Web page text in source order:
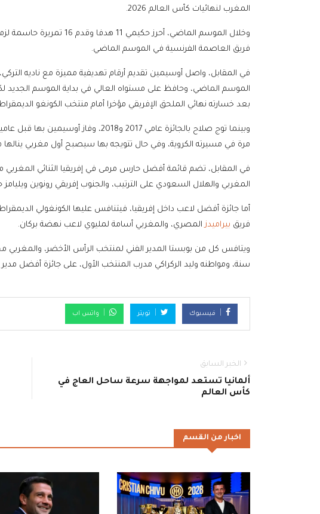
المغرب لنهائيات كأس العالم 2026.
فريق العاصمة الفرنسية في الموسم الماضي.
الموسم الماضي، وحافظ على مستواه العالي في بداية الموسم الجديد
بعد خسارته نهائي الملحق الإفريقي مؤخرا أمام منتخب الكونغو
وبينما توج صلاح بالجائزة عامي 2017
مرة في مسيرته الكروية، وفي حال تتويجه بها سيصبح أول مغربي
في المقابل، تضم قائمة أفضل حارس مرمى في إفريقيا الثنائي المغربي
المغربي والهلال السعودي على الترتيب، والجنوب إفريقي رونوين
أما جائزة أفضل لاعب داخل إفريقيا، فيتنافس عليها الكونغولي
فريق بيراميدزالمصري، والمغربي أسامة لمليوي لاعب نهضة بركان.
سنة، ومواطنه وليد الركراكي مدرب المنتخب الأول، على جائزة أفضل
فيسبوك تويتر واتس اب
الخبر السابق
ألمانيا تستعد لمواجهة سرعة ساحل العاج في
كأس العالم
اخبار من القسم